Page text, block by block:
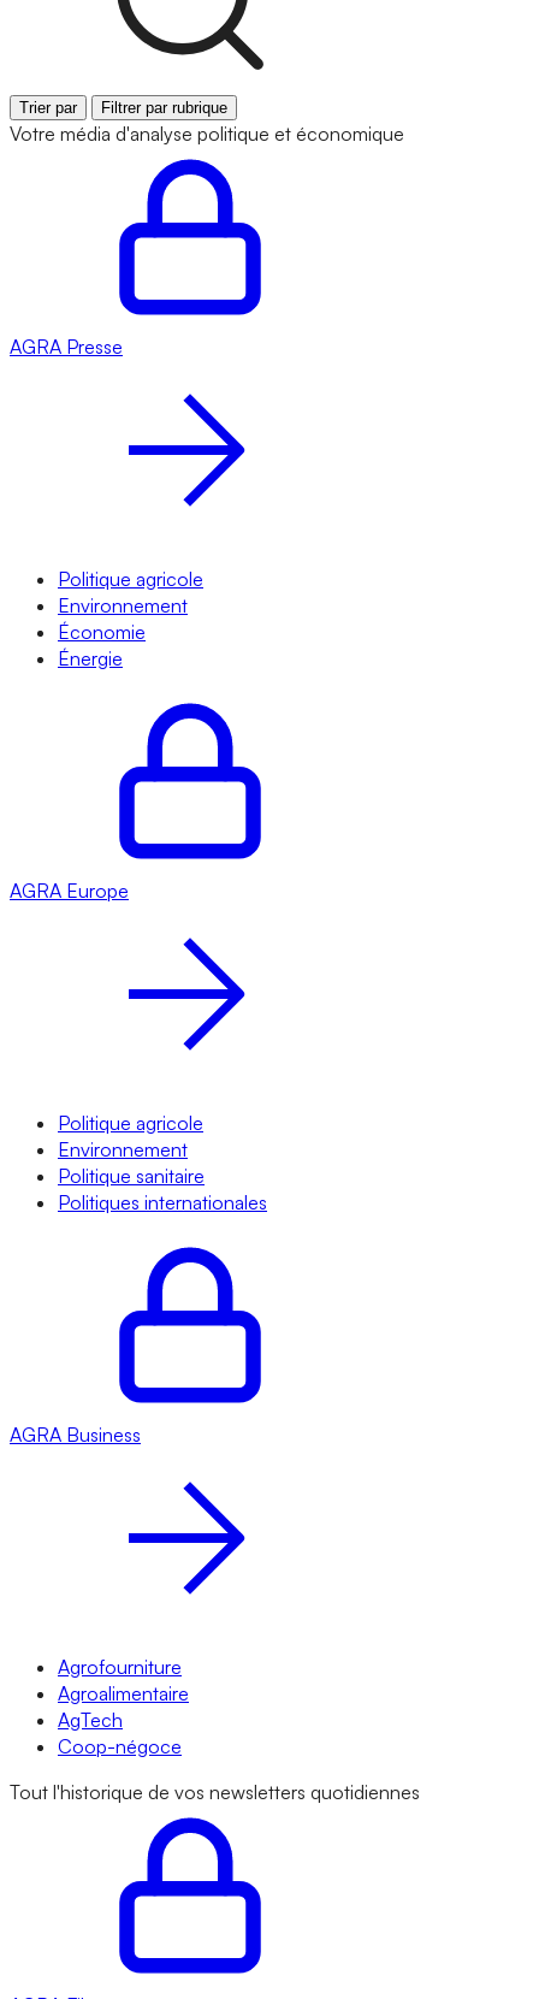
Trier par Filtrer par rubrique
Votre média d'analyse politique et économique
AGRA Presse
Politique agricole
Environnement
Économie
Énergie
AGRA Europe
Politique agricole
Environnement
Politique sanitaire
Politiques internationales
AGRA Business
Agrofourniture
Agroalimentaire
AgTech
Coop-négoce
Tout l'historique de vos newsletters quotidiennes